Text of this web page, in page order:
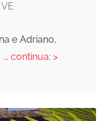
e Adriano,
... continua: >